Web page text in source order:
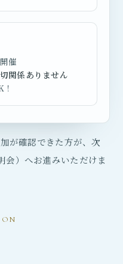
催
関係ありません
が確認できた方が、次
会）へお進みいただけま